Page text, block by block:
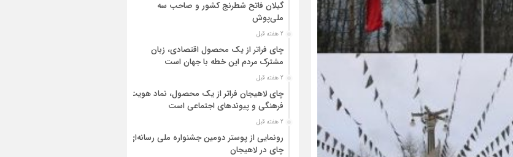
گیلان فاتح شطرنج کشور و صاحب سه
ملی‌پوش
2 هفته قبل
چای فراتر از یک محصول اقتصادی، زبان
مشترک مردم این خطه با جهان است
2 هفته قبل
چای لاهیجان فراتر از یک محصول، نماد هویت
فرهنگی و پیوندهای اجتماعی است
2 هفته قبل
رونمایی از پوستر دومین جشنواره ملی رسانه‌ای
چای در لاهیجان